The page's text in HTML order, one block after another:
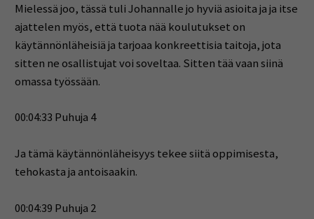
Mielessä joo, tässä tuli Johannalle jo hyviä asioita ja ja itse
ajattelen myös, että tuota nää koulutukset on
käytännönläheisiä ja tarjoaa konkreettisia taitoja, jota
sitten ne osallistujat voi soveltaa. Sitten tää vaan siinä
omassa työssään.
00:04:33 Puhuja 4
Ja tämä käytännönläheisyys tekee siitä oppimisesta,
tehokasta ja antoisaakin.
00:04:39 Puhuja 2